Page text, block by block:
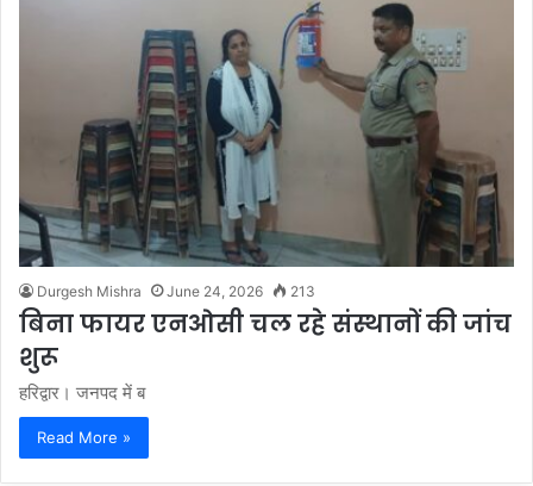
Durgesh Mishra June 24, 2026 213
बिना फायर एनओसी चल रहे संस्थानों की जांच
शुरू
हरिद्वार। जनपद में ब
Read More »